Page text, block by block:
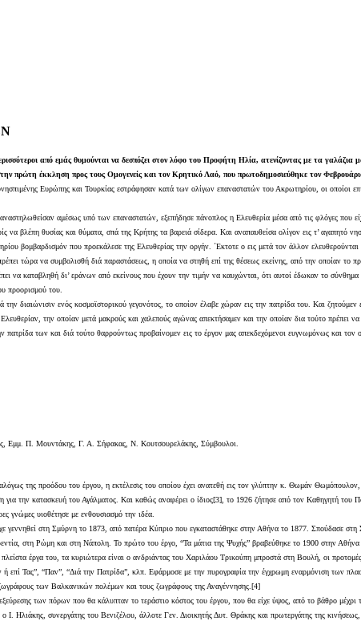
από εμάς θυμούνται να δεσπόζει στον λόφο του Προφήτη Ηλία, ατενίζοντας με τα
πρώτη έκκληση προς τους Ομογενείς και τον Κρητικό Λαό, που πρωτοδημοσιεύθηκε τον
Ευρώπης και Τουρκίας εστράφησαν κατά των ολίγων επαναστατών του Ακρωτηρίου, οι οποίοι
αμέσως υπό των επαναστατών, εξεπήδησε πάνοπλος η Ελευθερία μέσα από τις φλόγες που
βλέπη θυσίας και θύματα, σπά της Κρήτης τα βαρειά σίδερα. Και αναπαυθείσα ολίγον εις τ’ αγαπητό
βομβαρδισμόν που προεκάλεσε της Ελευθερίας την οργήν. ΄Εκτοτε ο εις μετά τον άλλον
τώρα να συμβολισθή διά παραστάσεως, η οποία να στηθή επί της θέσεως εκείνης, από την οποίαν το
να καταβληθή δι’ εράνων από εκείνους που έχουν την τιμήν να καυχώνται, ότι αυτοί έδωκαν το
προορισμού του.
διαιώνισιν ενός κοσμοϊστορικού γεγονότος, το οποίον έλαβε χώραν εις την πατρίδα του. Και
την οποίαν μετά μακρούς και χαλεπούς αγώνας απεκτήσαμεν και την οποίαν δια τούτο πρέπει
των και διά τούτο θαρρούντως προβαίνομεν εις το έργον μας απεκδεχόμενοι ευγνωμόνως και τον
Εμμ. Π. Μουντάκης, Γ. Α. Σήφακας, Ν. Κουτσουρελάκης, Σύμβουλοι.
της προόδου του έργου, η εκτέλεσις του οποίου έχει ανατεθή εις τον γλύπτην κ. Θωμάν
για την κατασκευή του Αγάλματος. Και καθώς αναφέρει ο ίδιος[3], το 1926 ζήτησε από τον Καθηγητή
γνώμες υιοθέτησε με ενθουσιασμό την ιδέα.
γεννηθεί στη Σμύρνη το 1873, από πατέρα Κύπριο που εγκαταστάθηκε στην Αθήνα το 1877. Σπούδασε
στη Ρώμη και στη Νάπολη. Το πρώτο του έργο, “Τα μάτια της Ψυχής” βραβεύθηκε το 1900 στην
έργα του, τα κυριώτερα είναι ο ανδριάντας του Χαριλάου Τρικούπη μπροστά στη Βουλή, οι
Τας”, “Παν”, “Διά την Πατρίδα”, κλπ. Εφάρμοσε με την πυρογραφία την έγχρωμη εναρμόνιση των
των Βαλκανικών πολέμων και τους ζωγράφους της Αναγέννησης.[4]
των πόρων που θα κάλυπταν το τεράστιο κόστος του έργου, που θα είχε ύψος, από το βάθρο
Ηλιάκης, συνεργάτης του Βενιζέλου, άλλοτε Γεν. Διοικητής Δυτ. Θράκης και πρωτεργάτης της